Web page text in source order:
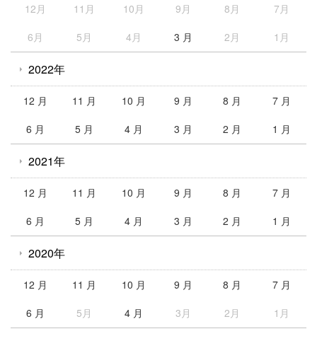
12月 11月 10月 9月 8月 7月
6月 5月 4月 3 月 2月 1月
2022年
12 月 11 月 10 月 9 月 8 月 7 月
6 月 5 月 4 月 3 月 2 月 1 月
2021年
12 月 11 月 10 月 9 月 8 月 7 月
6 月 5 月 4 月 3 月 2 月 1 月
2020年
12 月 11 月 10 月 9 月 8 月 7 月
6 月 5月 4 月 3月 2月 1月